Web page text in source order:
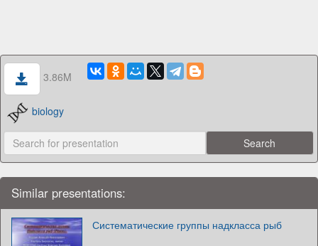
3.86M
biology
Similar presentations:
Систематические группы надкласса рыб